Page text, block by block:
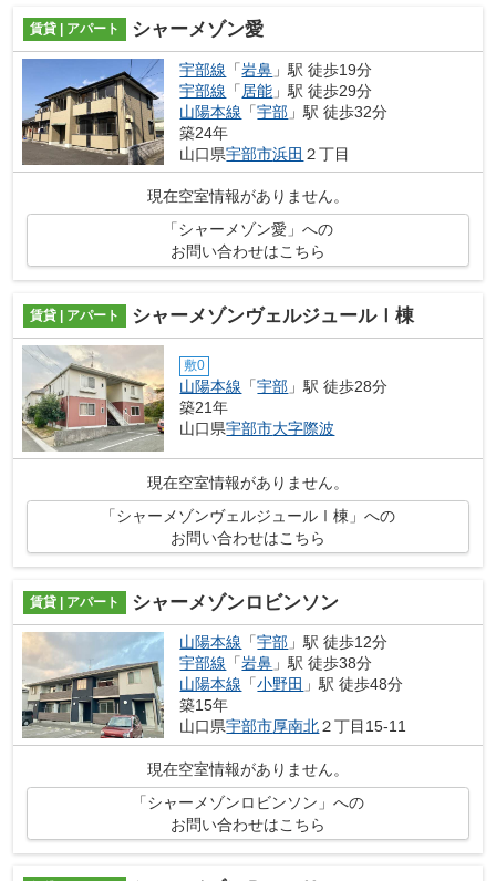
賃貸 | アパート シャーメゾン愛
宇部線 「岩鼻 」駅 徒歩19分
宇部線 「 居能 」駅 徒歩29分
山陽本線 「宇部 」駅 徒歩32分
築24年
山口県宇部市浜田 ２丁目
現在空室情報がありません。
「シャーメゾン愛」への
お問い合わせはこちら
賃貸 | アパート シャーメゾンヴェルジュールⅠ棟
敷0
山陽本線 「宇部 」駅 徒歩28分
築21年
山口県宇部市大字際波
現在空室情報がありません。
「シャーメゾンヴェルジュールⅠ棟」への
お問い合わせはこちら
賃貸 | アパート シャーメゾンロビンソン
山陽本線 「宇部 」駅 徒歩12分
宇部線 「岩鼻 」駅 徒歩38分
山陽本線 「小野田 」駅 徒歩48分
築15年
山口県宇部市厚南北２丁目15-11
現在空室情報がありません。
「シャーメゾンロビンソン」への
お問い合わせはこちら